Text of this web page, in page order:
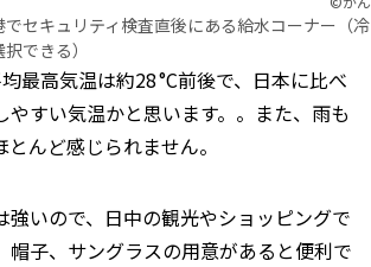
セキュリティ検査直後にある給水コーナー（冷
できる）
最高気温は約28 °C前後で、日本に比べ
やすい気温かと思います。。また、雨も
んど感じられません。
いので、 日中の観光やショッピングで
帽子、サングラスの用意があると便利で